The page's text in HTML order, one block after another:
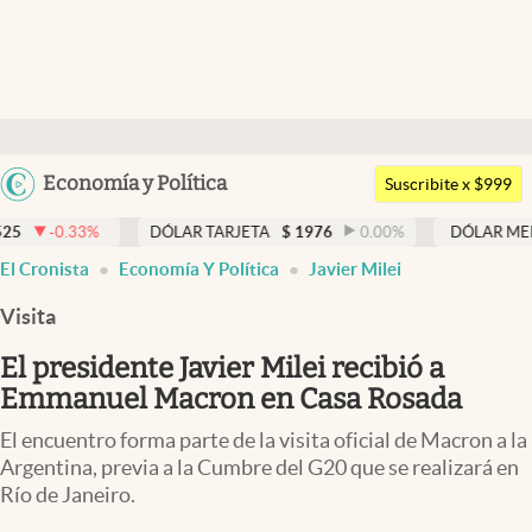
Argentina
Economía y Política
Members
Economía y Política
Finanzas y Mercados
Mercados Online
Negocios
Columnistas
Apertura
Suscribite x $999
DÓLAR TARJETA $ 1976 0.00 % DÓLAR MEP 1526,03
El Cronista Economía Y Política Javier Milei
Visita
El presidente Javier Milei recibió a
Emmanuel Macron en Casa Rosada
El encuentro forma parte de la visita oficial de Macron a la
Argentina, previa a la Cumbre del G20 que se realizará en
Río de Janeiro.